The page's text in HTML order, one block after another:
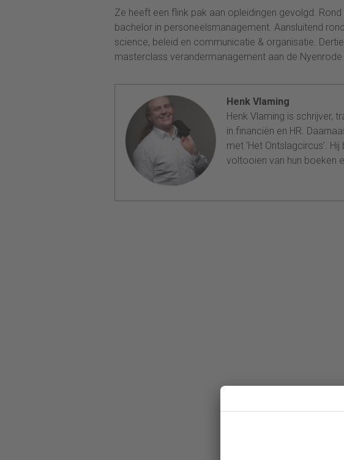
Ze heeft een flink pak aan opleidingen gevolgd.
bachelor in personeelsmanagement. Aansluitend
science, beleid en communicatie & organisatie.
masterclass verandermanagement aan de Nyenrode
Henk Vlaming
Henk Vlaming is schrijver,
in financiën en HR.
met ‘Het Ontslagcircus’.
voltooien van hun boeken